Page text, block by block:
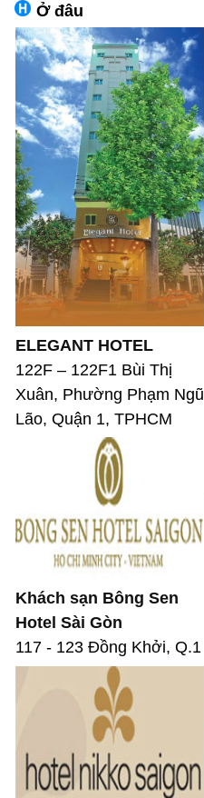
Ở đâu
ELEGANT HOTEL
122F – 122F1 Bùi Thị
Xuân, Phường Phạm Ngũ
Lão, Quận 1, TPHCM
Khách sạn Bông Sen
Hotel Sài Gòn
117 - 123 Đồng Khởi, Q.1